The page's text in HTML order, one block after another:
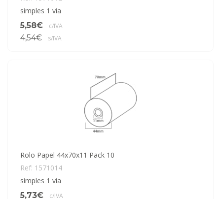
simples 1 via
5,58€
c/IVA
4,54€ s/IVA
Rolo Papel 44x70x11 Pack 10
Ref: 1571014
simples 1 via
5,73€
c/IVA